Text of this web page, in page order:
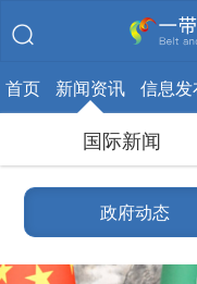
首页 新闻资讯 信息发
国际新闻
政府动态